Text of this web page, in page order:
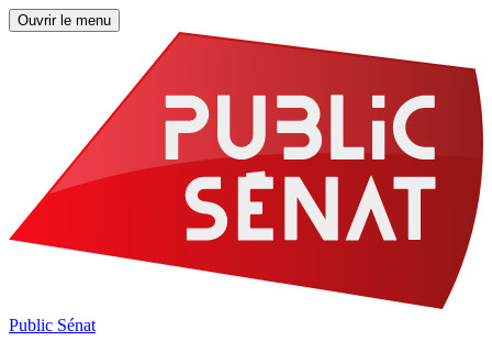
Ouvrir le menu
Public Sénat